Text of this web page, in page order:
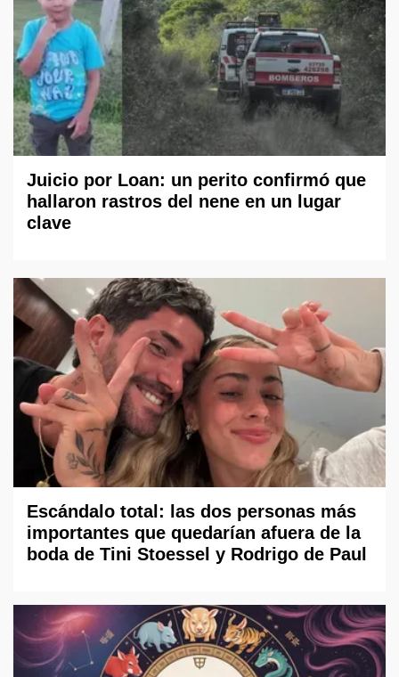
Juicio por Loan: un perito confirmó que
hallaron rastros del nene en un lugar
clave
Escándalo total: las dos personas más
importantes que quedarían afuera de la
boda de Tini Stoessel y Rodrigo de Paul